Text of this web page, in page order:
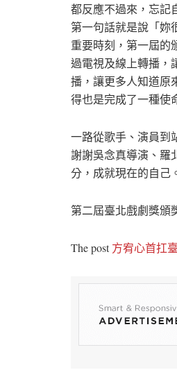
都反應不過來，忘記
第一句話就是說「妳
重要時刻，第一屆的
過電視及線上轉播，
播，讓更多人知道原
得也是完成了一種使
一路從歌手、演員到
謝謝吳念真導演、羅
分，成就現在的自己
第二屆臺北戲劇獎頒
The post方宥心首扛